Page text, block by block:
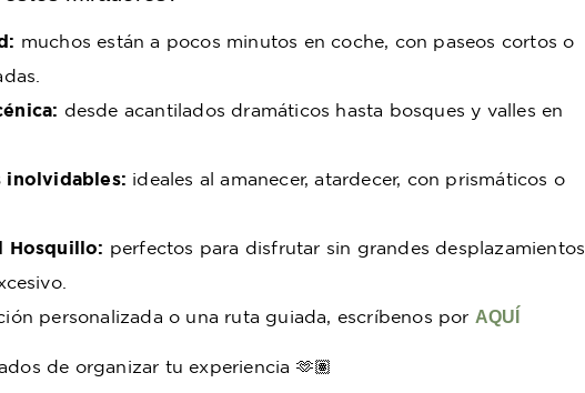
muchos están a pocos minutos en coche, con paseos cortos o
desde acantilados dramáticos hasta bosques y valles en
inolvidables: ideales al amanecer, atardecer, con prismáticos o
Hosquillo: perfectos para disfrutar sin grandes desplazamientos
personalizada o una ruta guiada, escríbenos por AQUÍ
de organizar tu experiencia 🫶🏽